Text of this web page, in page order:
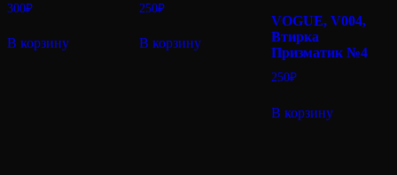
300₽
В корзину
250₽
В корзину
VOGUE, V004,
Втирка
Призматик №4
250₽
В корзину